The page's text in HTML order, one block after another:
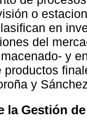
o
en
del
y
productos
y
la Gestión